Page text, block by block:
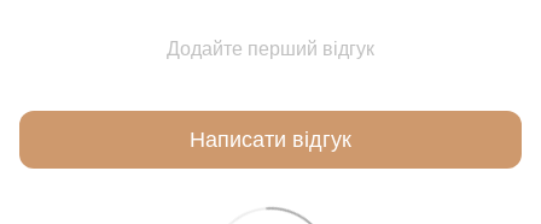
Додайте перший відгук
Написати відгук